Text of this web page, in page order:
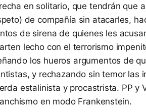
en solitario, que tendrán que
de compañía sin atacarles,
de sirena de quienes les
lecho con el terrorismo
los hueros argumentos de
y rechazando sin temor las
estalinista y procastrista. PP y
en modo Frankenstein.